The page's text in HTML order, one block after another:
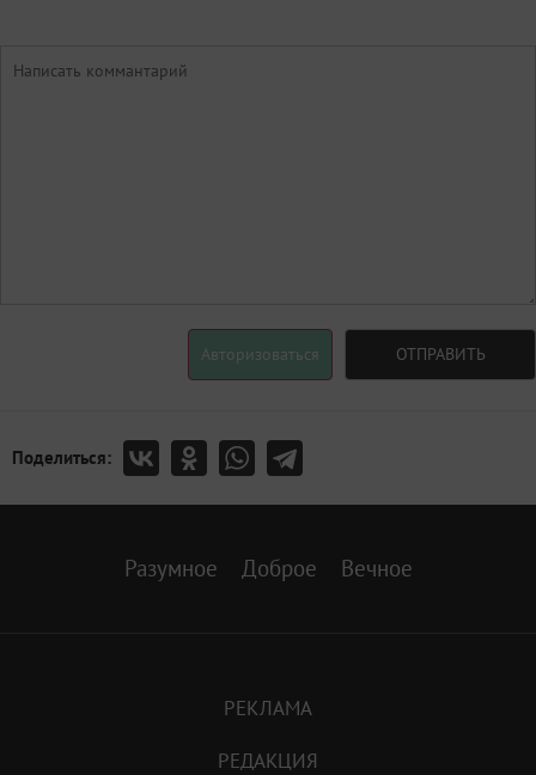
Авторизоваться ОТПРАВИТЬ
Поделиться:
Разумное Доброе Вечное
РЕКЛАМА
РЕДАКЦИЯ